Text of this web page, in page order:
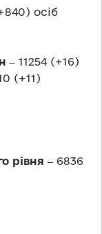
осіб
‒ 11254 (+16)
(+11)
рівня ‒ 6836